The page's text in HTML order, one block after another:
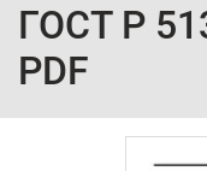
ГОСТ Р
PDF